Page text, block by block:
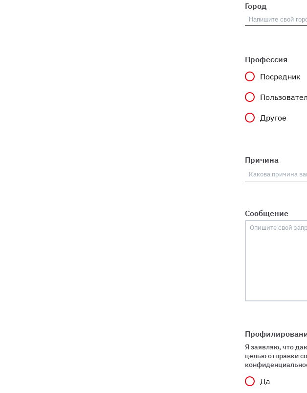
Город
Профессия
Посредник
Другое
Причина
Сообщение
Я заявляю, что
целью отправки
Да